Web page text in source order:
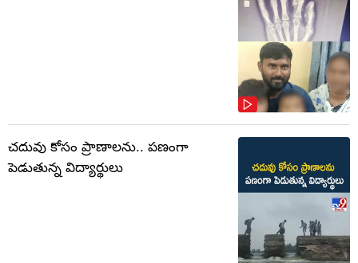
చదువు కోసం ప్రాణాలను.. పణంగా
పెడుతున్న విద్యార్థులు